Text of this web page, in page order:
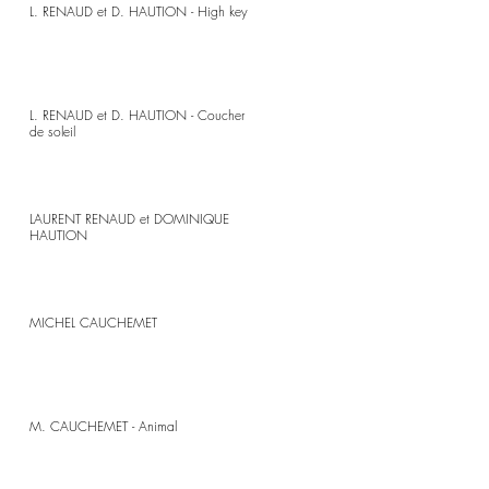
L. RENAUD et D. HAUTION - High key
L. RENAUD et D. HAUTION - Coucher
de soleil
LAURENT RENAUD et DOMINIQUE
HAUTION
MICHEL CAUCHEMET
M. CAUCHEMET - Animal